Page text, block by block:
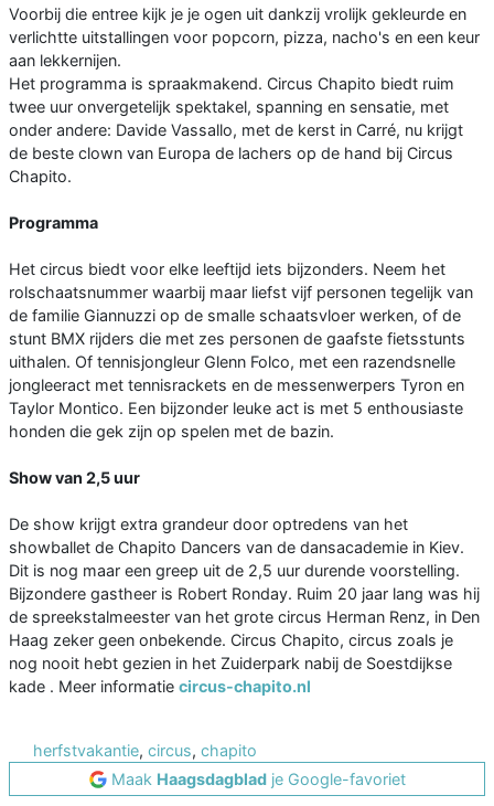
Voorbij die entree kijk je je ogen uit dankzij vrolijk gekleurde en
verlichtte uitstallingen voor popcorn, pizza, nacho's en een keur
aan lekkernijen.
Het programma is spraakmakend. Circus Chapito biedt ruim
twee uur onvergetelijk spektakel, spanning en sensatie, met
onder andere: Davide Vassallo, met de kerst in Carré, nu krijgt
de beste clown van Europa de lachers op de hand bij Circus
Chapito.
Programma
Het circus biedt voor elke leeftijd iets bijzonders. Neem het
rolschaatsnummer waarbij maar liefst vijf personen tegelijk van
de familie Giannuzzi op de smalle schaatsvloer werken, of de
stunt BMX rijders die met zes personen de gaafste fietsstunts
uithalen. Of tennisjongleur Glenn Folco, met een razendsnelle
jongleeract met tennisrackets en de messenwerpers Tyron en
Taylor Montico. Een bijzonder leuke act is met 5 enthousiaste
honden die gek zijn op spelen met de bazin.
Show van 2,5 uur
De show krijgt extra grandeur door optredens van het
showballet de Chapito Dancers van de dansacademie in Kiev.
Dit is nog maar een greep uit de 2,5 uur durende voorstelling.
Bijzondere gastheer is Robert Ronday. Ruim 20 jaar lang was hij
de spreekstalmeester van het grote circus Herman Renz, in Den
Haag zeker geen onbekende. Circus Chapito, circus zoals je
nog nooit hebt gezien in het Zuiderpark nabij de Soestdijkse
kade . Meer informatie circus-chapito.nl
herfstvakantie, circus, chapito
Maak Haagsdagbladje Google-favoriet